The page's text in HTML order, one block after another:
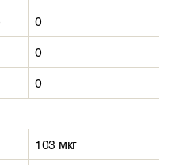
0
0
0
103 мкг